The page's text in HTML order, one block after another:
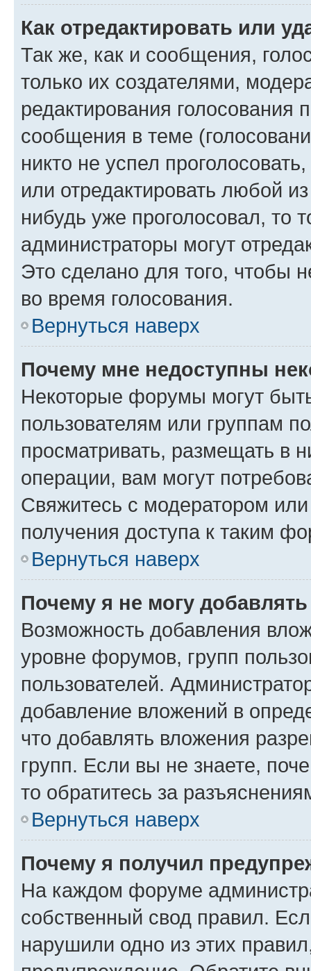
Как отредактировать или
Так же, как и сообщения,
только их создателями,
редактирования голосования
сообщения в теме
никто не успел
или отредактировать любой
нибудь уже проголосовал, то
администраторы могут
Это сделано для того, чтобы
во время голосования.
Вернуться наверх
Почему мне недоступны
Некоторые форумы могут
пользователям или группам
просматривать, размещать в
операции, вам могут
Свяжитесь с модератором
получения доступа к таким
Вернуться наверх
Почему я не могу
Возможность добавления
уровне форумов, групп
пользователей.
добавление вложений в
что добавлять вложения
групп. Если вы не знаете,
то обратитесь за
Вернуться наверх
Почему я получил
На каждом форуме
собственный свод правил.
нарушили одно из этих